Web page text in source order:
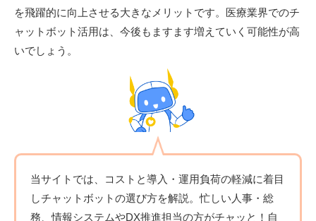
を飛躍的に向上させる大きなメリットです。医療業界でのチ
ャットボット活用は、今後もますます増えていく可能性が高
いでしょう。
当サイトでは、コストと導入・運用負荷の軽減に着目
しチャットボットの選び方を解説。忙しい人事・総
務、情報システムやDX推進担当の方がチャッと！自